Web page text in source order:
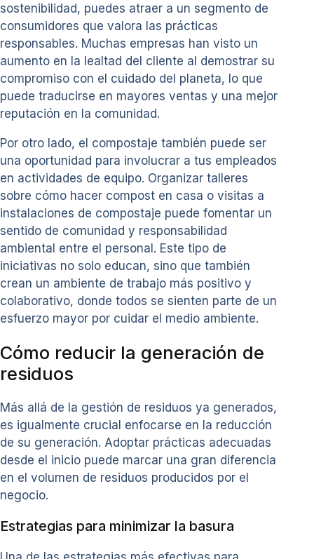
sostenibilidad, puedes atraer a un segmento de
consumidores que valora las prácticas
responsables. Muchas empresas han visto un
aumento en la lealtad del cliente al demostrar su
compromiso con el cuidado del planeta, lo que
puede traducirse en mayores ventas y una mejor
reputación en la comunidad.
Por otro lado, el compostaje también puede ser
una oportunidad para involucrar a tus empleados
en actividades de equipo. Organizar talleres
sobre cómo hacer compost en casa o visitas a
instalaciones de compostaje puede fomentar un
sentido de comunidad y responsabilidad
ambiental entre el personal. Este tipo de
iniciativas no solo educan, sino que también
crean un ambiente de trabajo más positivo y
colaborativo, donde todos se sienten parte de un
esfuerzo mayor por cuidar el medio ambiente.
Cómo reducir la generación de
residuos
Más allá de la gestión de residuos ya generados,
es igualmente crucial enfocarse en la reducción
de su generación. Adoptar prácticas adecuadas
desde el inicio puede marcar una gran diferencia
en el volumen de residuos producidos por el
negocio.
Estrategias para minimizar la basura